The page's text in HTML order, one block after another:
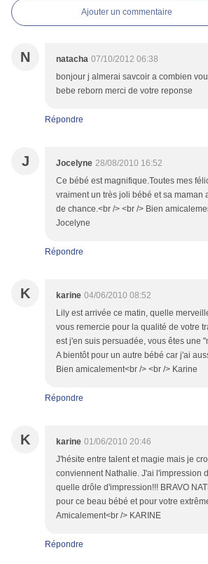
Ajouter un commentaire
N natacha 07/10/2012 06:38
bonjour j almerai savcoir a combien
bebe reborn merci de votre reponse
Répondre
J Jocelyne 28/08/2010 16:52
Ce bébé est magnifique.Toutes mes
vraiment un très joli bébé et sa maman
de chance.<br /> <br /> Bien
Jocelyne
Répondre
K karine 04/06/2010 08:52
Lily est arrivée ce matin, quelle
vous remercie pour la qualité de votre
est j'en suis persuadée, vous êtes une
A bientôt pour un autre bébé car j'ai
Bien amicalement<br /> <br /> Karine
Répondre
K karine 01/06/2010 20:46
J'hésite entre talent et magie mais je
conviennent Nathalie. J'ai l'impression
quelle drôle d'impression!!! BRAVO
pour ce beau bébé et pour votre
Amicalement<br /> KARINE
Répondre